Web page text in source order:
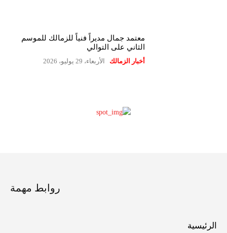
معتمد جمال مديراً فنياً للزمالك للموسم
الثاني على التوالي
أخبار الزمالك الأربعاء، 29 يوليو، 2026
روابط مهمة
الرئيسية